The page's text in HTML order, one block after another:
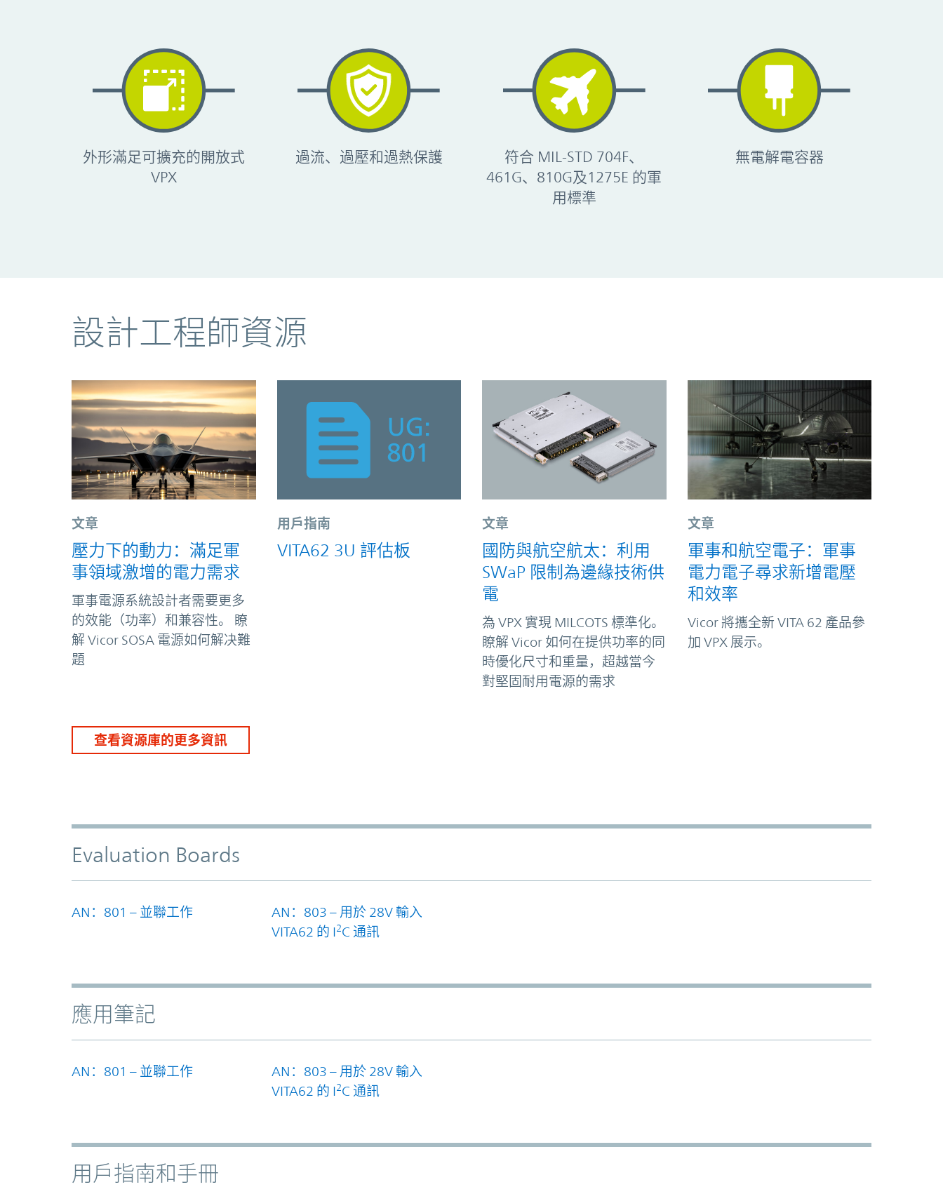
外形滿足可擴充的開放式
VPX
過流、過壓和過熱保護
符合 MIL-STD 704F、
461G、810G及1275E 的軍
用標準
無電解電容器
設計工程師資源
文章
壓力下的動力：滿足軍
事領域激增的電力需求
軍事電源系統設計者需要更多
的效能（功率）和兼容性。 瞭
解 Vicor SOSA 電源如何解决難
題
用戶指南
VITA62 3U 評估板
文章
國防與航空航太：利用
SWaP 限制為邊緣技術供
電
為 VPX 實現 MILCOTS 標準化。
瞭解 Vicor 如何在提供功率的同
時優化尺寸和重量，超越當今
對堅固耐用電源的需求
文章
軍事和航空電子：軍事
電力電子尋求新增電壓
和效率
Vicor 將攜全新 VITA 62 產品參
加 VPX 展示。
查看資源庫的更多資訊
Evaluation Boards
AN：801 – 並聯工作
AN：803 – 用於 28V 輸入
VITA62 的 I2C 通訊
應用筆記
AN：801 – 並聯工作
AN：803 – 用於 28V 輸入
VITA62 的 I2C 通訊
用戶指南和手冊